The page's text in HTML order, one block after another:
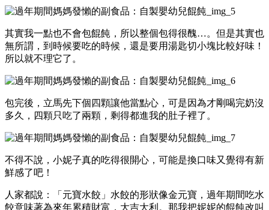
其實我一點也不會包餛飩，所以整個包得很醜…。但是其實也
無所謂，到時候要吃的時候，還是要用湯匙切小塊比較好味！
所以就不理它了。
包完後，立馬先下個四顆讓他當點心，可是因為才剛喝完奶沒
多久，四顆只吃了兩顆，剩得都進我的肚子裡了。
不得不說，小妮子真的吃得很開心，可能是換口味又覺得有新
鮮感了吧！
人家都說：「元寶水餃」水餃的形狀像金元寶，過年期間吃水
餃意味著為來年累積財富，大吉大利。那我把妮妮的餛飩改叫